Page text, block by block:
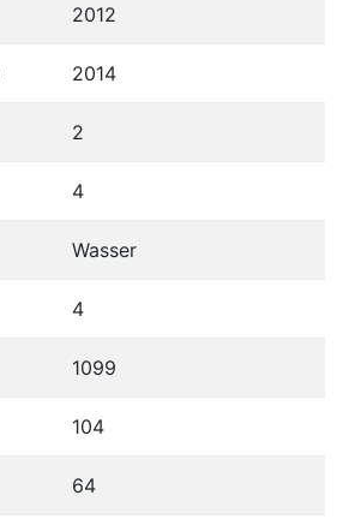
2012
2014
2
4
Wasser
4
1099
104
64